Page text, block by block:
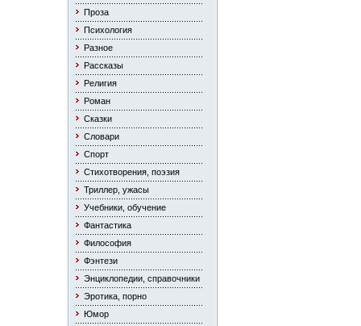
Проза
Психология
Разное
Рассказы
Религия
Роман
Сказки
Словари
Спорт
Стихотворения, поэзия
Триллер, ужасы
Учебники, обучение
Фантастика
Философия
Фэнтези
Энциклопедии, справочники
Эротика, порно
Юмор